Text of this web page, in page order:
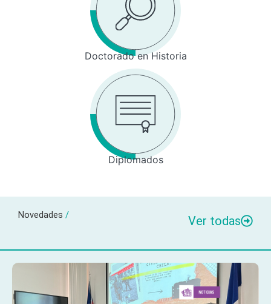
Doctorado en Historia
Diplomados
Novedades / Ver todas